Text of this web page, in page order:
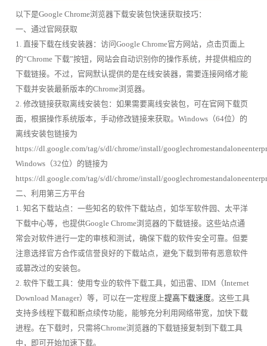
以下是Google Chrome浏览器下载安装包快速获取技巧：
一、通过官网获取
1. 直接下载在线安装器：访问Google Chrome官方网站，点击页面上
的“Chrome 下载”按钮，网站会自动识别你的操作系统，并提供相应的
下载链接。不过，官网默认提供的是在线安装器，需要连接网络才能
下载并安装最新版本的Chrome浏览器。
2. 修改链接获取离线安装包：如果需要离线安装包，可在官网下载页
面，根据操作系统版本，手动修改链接来获取。Windows（64位）的
离线安装包链接为
https://dl.google.com/tag/s/dl/chrome/install/
Windows（32位）的链接为
https://dl.google.com/tag/s/dl/chrome/install/
二、利用第三方平台
1. 知名下载站点：一些知名的软件下载站点，如华军软件园、太平洋
下载中心等，也提供Google Chrome浏览器的下载链接。这些站点通
常会对软件进行一定的审核和测试，确保下载的软件安全可靠。但要
注意选择官方合作或信誉良好的下载站点，避免下载到带有恶意软件
或篡改过的安装包。
2. 软件下载工具：使用专业的软件下载工具，如迅雷、IDM（Internet
Download Manager）等，可以在一定程度上提高下载速度。这些工具
支持多线程下载和断点续传功能，能够充分利用网络带宽，加快下载
进程。在下载时，只需将Chrome浏览器的下载链接复制到下载工具
中，即可开始加速下载。